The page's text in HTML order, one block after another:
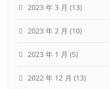
2023 年 3 月 (13)
2023 年 2 月 (10)
2023 年 1 月 (5)
2022 年 12 月 (13)